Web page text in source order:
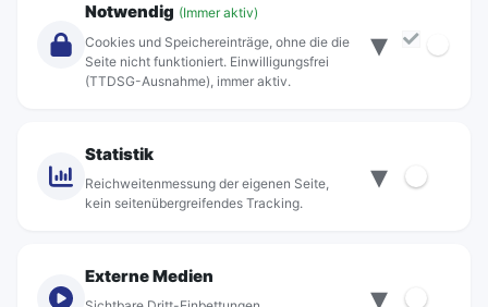
Über Rebus
Standorte
Notwendig (Immer aktiv)
Cookies und Speichereinträge, ohne die die
Seite nicht funktioniert. Einwilligungsfrei
(TTDSG-Ausnahme), immer aktiv.
▾
Statistik
Reichweitenmessung der eigenen Seite,
kein seitenübergreifendes Tracking.
▾
Externe Medien
▾